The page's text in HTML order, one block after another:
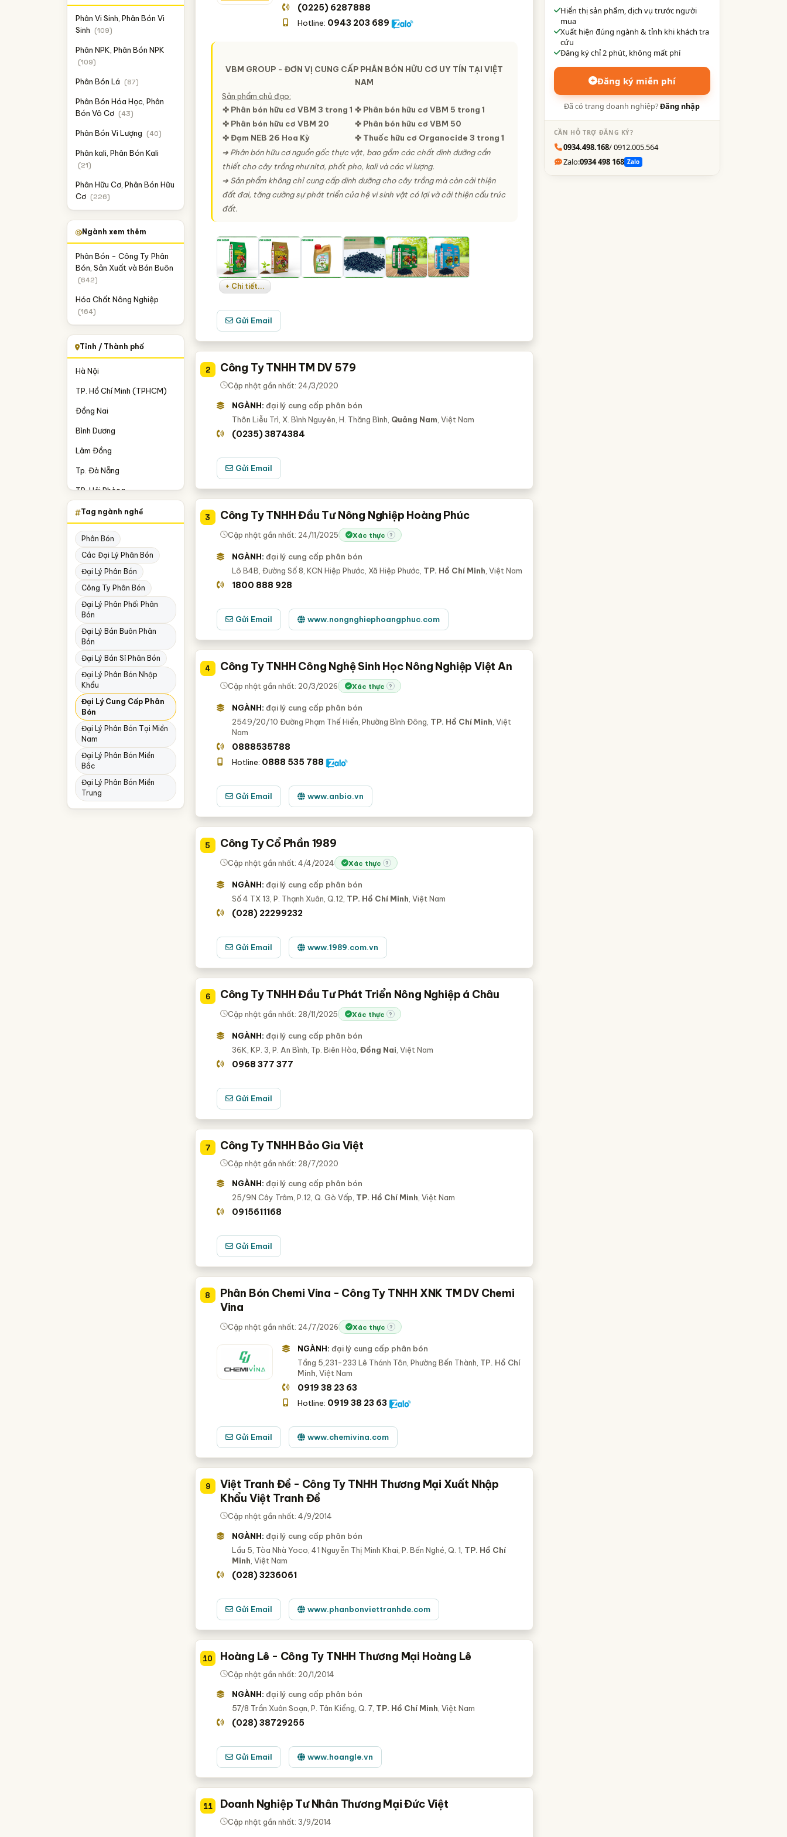
Phân Vi Sinh, Phân Bón Vi
Sinh (109)
Phân NPK, Phân Bón NPK
(109)
Phân Bón Lá (87)
Phân Bón Hóa Học, Phân
Bón Vô Cơ (43)
Phân Bón Vi Lượng (40)
Phân kali, Phân Bón Kali
(21)
Phân Hữu Cơ, Phân Bón Hữu
Cơ (226)
Ngành xem thêm
Phân Bón - Công Ty Phân
Bón, Sản Xuất và Bán Buôn
(642)
Hóa Chất Nông Nghiệp
(164)
Tỉnh / Thành phố
Hà Nội
TP. Hồ Chí Minh (TPHCM)
Đồng Nai
Bình Dương
Lâm Đồng
Tp. Đà Nẵng
TP. Hải Phòng
Đồng Tháp
An Giang
Bình Thuận
Hòa Bình
Khánh Hòa
Lào Cai
Lạng Sơn
Nghệ An
Phú Thọ
Phú Yên
Quảng Ninh
Thái Nguyên
Thanh Hóa
TP. Cần Thơ
Đắk Lắk
Đắk Nông
Tag ngành nghề
Phân Bón
Các Đại Lý Phân Bón
Đại Lý Phân Bón
Công Ty Phân Bón
Đại Lý Phân Phối Phân
Bón
Đại Lý Bán Buôn Phân
Bón
Đại Lý Bán Sỉ Phân Bón
Đại Lý Phân Bón Nhập
Khẩu
Đại Lý Cung Cấp Phân
Bón
Đại Lý Phân Bón Tại Miền
Nam
Đại Lý Phân Bón Miền
Bắc
Đại Lý Phân Bón Miền
Trung
(0225) 6287888
Hotline: 0943 203 689
VBM GROUP - ĐƠN VỊ CUNG CẤP PHÂN BÓN HỮU CƠ UY TÍN TẠI VIỆT
NAM
Sản phẩm chủ đạo:
✜ Phân bón hữu cơ VBM 3 trong 1 ✜ Phân bón hữu cơ VBM 5 trong 1
✜ Phân bón hữu cơ VBM 20
✜ Phân bón hữu cơ VBM 50
✜ Đạm NEB 26 Hoa Kỳ
✜ Thuốc hữu cơ Organocide 3 trong 1
➜ Phân bón hữu cơ nguồn gốc thực vật, bao gồm các chất dinh dưỡng cần
thiết cho cây trồng như nitơ, phốt pho, kali và các vi lượng.
➜ Sản phẩm không chỉ cung cấp dinh dưỡng cho cây trồng mà còn cải thiện
đất đai, tăng cường sự phát triển của hệ vi sinh vật có lợi và cải thiện cấu trúc
đất.
+ Chi tiết...
Gửi Email
2 Công Ty TNHH TM DV 579
Cập nhật gần nhất: 24/3/2020
NGÀNH: đại lý cung cấp phân bón
Thôn Liễu Trì, X. Bình Nguyên, H. Thăng Bình, Quảng Nam , Việt Nam
(0235) 3874384
Gửi Email
3 Công Ty TNHH Đầu Tư Nông Nghiệp Hoàng Phúc
Cập nhật gần nhất: 24/11/2025 Xác thực ?
NGÀNH: đại lý cung cấp phân bón
Lô B4B, Đường Số 8, KCN Hiệp Phước, Xã Hiệp Phước, TP. Hồ Chí Minh , Việt Nam
1800 888 928
Gửi Email www.nongnghiephoangphuc.com
4 Công Ty TNHH Công Nghệ Sinh Học Nông Nghiệp Việt An
Cập nhật gần nhất: 20/3/2026 Xác thực ?
NGÀNH: đại lý cung cấp phân bón
2549/20/10 Đường Phạm Thế Hiển, Phường Bình Đông, TP. Hồ Chí Minh , Việt
Nam
0888535788
Hotline: 0888 535 788
Gửi Email www.anbio.vn
5 Công Ty Cổ Phần 1989
Cập nhật gần nhất: 4/4/2024 Xác thực ?
NGÀNH: đại lý cung cấp phân bón
Số 4 TX 13, P. Thạnh Xuân, Q.12, TP. Hồ Chí Minh , Việt Nam
(028) 22299232
Gửi Email www.1989.com.vn
6 Công Ty TNHH Đầu Tư Phát Triển Nông Nghiệp á Châu
Cập nhật gần nhất: 28/11/2025 Xác thực ?
NGÀNH: đại lý cung cấp phân bón
36K, KP. 3, P. An Bình, Tp. Biên Hòa, Đồng Nai , Việt Nam
0968 377 377
Gửi Email
7 Công Ty TNHH Bảo Gia Việt
Cập nhật gần nhất: 28/7/2020
NGÀNH: đại lý cung cấp phân bón
25/9N Cây Trâm, P.12, Q. Gò Vấp, TP. Hồ Chí Minh , Việt Nam
0915611168
Gửi Email
8
Phân Bón Chemi Vina - Công Ty TNHH XNK TM DV Chemi
Vina
Cập nhật gần nhất: 24/7/2026 Xác thực ?
NGÀNH: đại lý cung cấp phân bón
Tầng 5,231-233 Lê Thánh Tôn, Phường Bến Thành, TP. Hồ Chí
Minh , Việt Nam
0919 38 23 63
Hotline: 0919 38 23 63
Gửi Email www.chemivina.com
9
Việt Tranh Đề - Công Ty TNHH Thương Mại Xuất Nhập
Khẩu Việt Tranh Đề
Cập nhật gần nhất: 4/9/2014
NGÀNH: đại lý cung cấp phân bón
Lầu 5, Tòa Nhà Yoco, 41 Nguyễn Thị Minh Khai, P. Bến Nghé, Q. 1, TP. Hồ Chí
Minh , Việt Nam
(028) 3236061
Gửi Email www.phanbonviettranhde.com
10 Hoàng Lê - Công Ty TNHH Thương Mại Hoàng Lê
Cập nhật gần nhất: 20/1/2014
NGÀNH: đại lý cung cấp phân bón
57/8 Trần Xuân Soạn, P. Tân Kiểng, Q. 7, TP. Hồ Chí Minh , Việt Nam
(028) 38729255
Gửi Email www.hoangle.vn
11 Doanh Nghiệp Tư Nhân Thương Mại Đức Việt
Cập nhật gần nhất: 3/9/2014
Hiển thị sản phẩm, dịch vụ trước người
mua
Xuất hiện đúng ngành & tỉnh khi khách tra
cứu
Đăng ký chỉ 2 phút, không mất phí
Đăng ký miễn phí
Đã có trang doanh nghiệp?Đăng nhập
CẦN HỖ TRỢ ĐĂNG KÝ?
0934.498.168/ 0912.005.564
Zalo:0934 498 168 Zalo